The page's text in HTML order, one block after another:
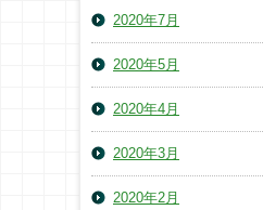
2020年7月
2020年5月
2020年4月
2020年3月
2020年2月